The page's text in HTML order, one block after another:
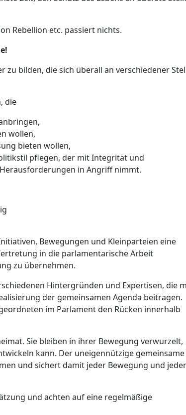
Rebellion etc. passiert nichts.
zu bilden, die sich überall an verschiedener
die
wollen,
bieten wollen,
pflegen, der mit Integrität und
in Angriff nimmt.
Bewegungen und Kleinparteien eine
in die parlamentarische Arbeit
zu übernehmen.
Hintergründen und Expertisen, die
der gemeinsamen Agenda beitragen.
im Parlament den Rücken innerhalb
Sie bleiben in ihrer Bewegung verwurzelt,
kann. Der uneigennützige gemeinsame
und sichert damit jeder Bewegung und
und achten auf eine regelmäßige